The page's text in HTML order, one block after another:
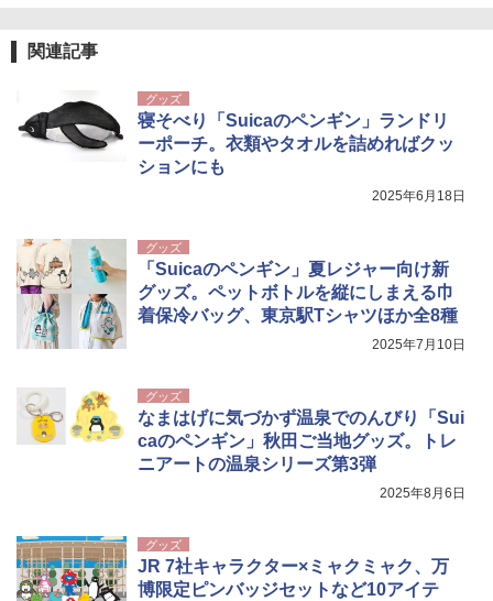
Coleman(コールマン) ツーリングドーム/LD
X 2人用 3人用 キャンプ アウトドア フェス
収納 コンパクト 簡単設営 カンガルーテント
ソロキャンプ ソロテント
保護 日光可読lcd 7種類ノズル付き
￥7,299
関連記事
グッズ
寝そべり「Suicaのペンギン」ランドリ
ーポーチ。衣類やタオルを詰めればクッ
ションにも
2025年6月18日
グッズ
「Suicaのペンギン」夏レジャー向け新
グッズ。ペットボトルを縦にしまえる巾
着保冷バッグ、東京駅Tシャツほか全8種
2025年7月10日
グッズ
なまはげに気づかず温泉でのんびり「Sui
caのペンギン」秋田ご当地グッズ。トレ
ニアートの温泉シリーズ第3弾
2025年8月6日
グッズ
JR 7社キャラクター×ミャクミャク、万
博限定ピンバッジセットなど10アイテ